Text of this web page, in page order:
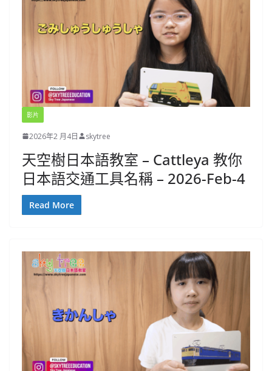
影片
2026年2 月4日 skytree
天空樹日本語教室 – Cattleya 教你
日本語交通工具名稱 – 2026-Feb-4
Read More